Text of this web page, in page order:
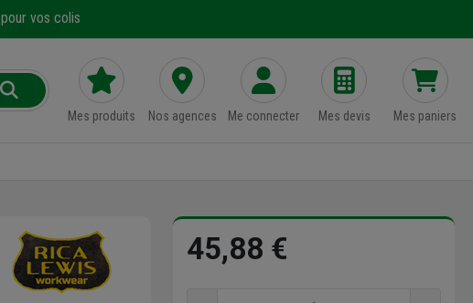
pour vos colis
Mes produits Nos agences Me connecter Mes devis Mes paniers
45,88 €